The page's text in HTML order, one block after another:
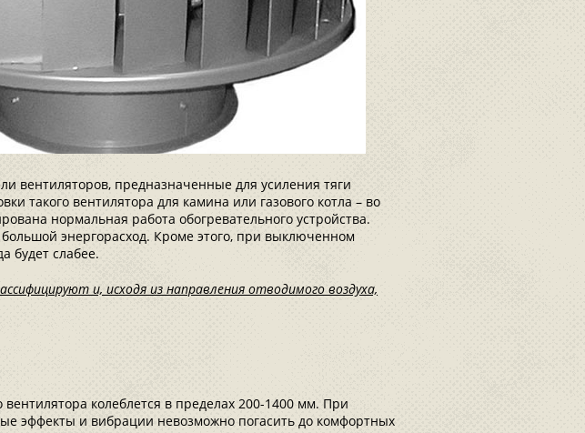
вентиляторов, предназначенные для усиления тяги
такого вентилятора для камина или газового котла – во
нормальная работа обогревательного устройства.
большой энергорасход. Кроме этого, при выключенном
будет слабее.
и, исходя из направления отводимого воздуха,
колеблется в пределах 200-1400 мм. При
эффекты и вибрации невозможно погасить до комфортных